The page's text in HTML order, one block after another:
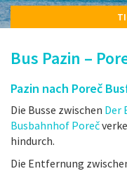
Bus Pazin –
Pazin nach Poreč
Die Busse zwischen Der
Busbahnhof Poreč
hindurch.
Die Entfernung